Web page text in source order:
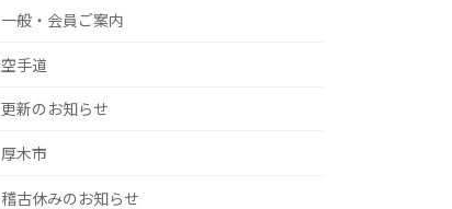
一般・会員ご案内
空手道
更新のお知らせ
厚木市
稽古休みのお知らせ